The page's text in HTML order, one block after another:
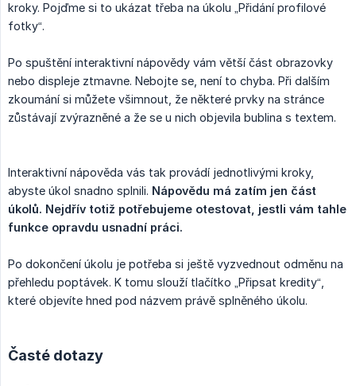
kroky. Pojďme si to ukázat třeba na úkolu „Přidání profilové
fotky“.
Po spuštění interaktivní nápovědy vám větší část obrazovky
nebo displeje ztmavne. Nebojte se, není to chyba. Při dalším
zkoumání si můžete všimnout, že některé prvky na stránce
zůstávají zvýrazněné a že se u nich objevila bublina s textem.
Interaktivní nápověda vás tak provádí jednotlivými kroky,
abyste úkol snadno splnili. Nápovědu má zatím jen část
úkolů. Nejdřív totiž potřebujeme otestovat, jestli vám tahle
funkce opravdu usnadní práci.
Po dokončení úkolu je potřeba si ještě vyzvednout odměnu na
přehledu poptávek. K tomu slouží tlačítko „Připsat kredity“,
které objevíte hned pod názvem právě splněného úkolu.
Časté dotazy